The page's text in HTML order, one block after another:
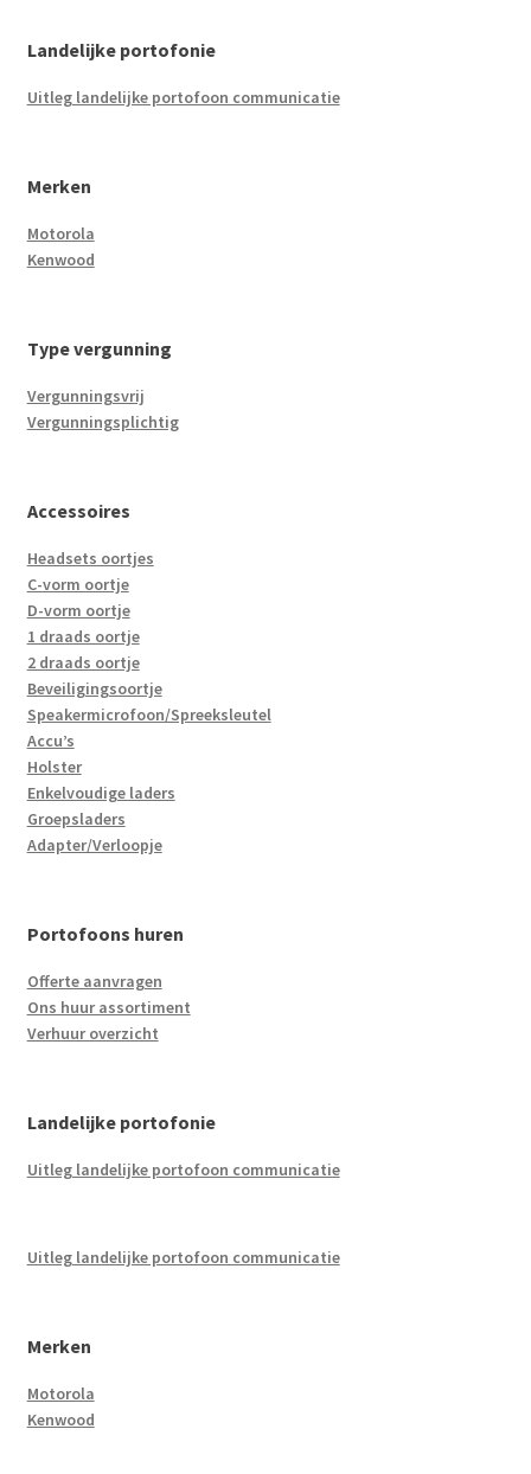
Landelijke portofonie
Uitleg landelijke portofoon communicatie
Merken
Motorola
Kenwood
Type vergunning
Vergunningsvrij
Vergunningsplichtig
Accessoires
Headsets oortjes
C-vorm oortje
D-vorm oortje
1 draads oortje
2 draads oortje
Beveiligingsoortje
Speakermicrofoon/Spreeksleutel
Accu’s
Holster
Enkelvoudige laders
Groepsladers
Adapter/Verloopje
Portofoons huren
Offerte aanvragen
Ons huur assortiment
Verhuur overzicht
Landelijke portofonie
Uitleg landelijke portofoon communicatie
Uitleg landelijke portofoon communicatie
Merken
Motorola
Kenwood